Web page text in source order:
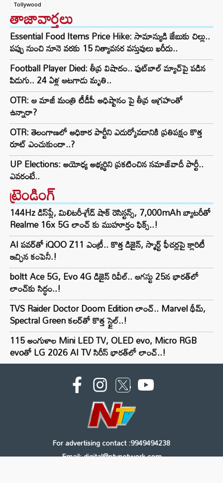
Tollywood
తాజావార్తలు
Essential Food Items Price Hike: సామాన్యుడి జేబుకు చిల్లు..
పప్పు నుంచి నూనె వరకు 15 నిత్యావసర వస్తువులు ఖరీదు..
Football Player Died: తీవ్ర విషాదం.. ఫుట్‌బాల్ మ్యాచ్‌పై పడిన
పిడుగు.. 24 ఏళ్ల ఆటగాడు మృతి..
OTR: ఆ మాజీ మంత్రి టీడీపీ అధిష్టానం పై తీవ్ర ఆగ్రహంతో
ఉన్నారా?
OTR: తెలంగాణలో అధికార పార్టీని ఎదుర్కోవడానికి ప్రతిపక్షం కొత్త
రూట్‌ ఎంచుకుందా..?
UP Elections: అయోధ్య అభ్యర్థిని ప్రకటించిన సమాజ్‌వాదీ పార్టీ..
ఎవరంటే..
ట్రెండింగ్‌
144Hz డిస్‌ప్లే, మిలిటరీ-గ్రేడ్ షాక్ రెసిస్టన్స్, 7,000mAh బ్యాటరీతో
Realme 16x 5G లాంచ్ కు ముహూర్తం ఫిక్స్..!
AI పవర్‌తో iQOO Z11 ఎంట్రీ.. కొత్త డిజైన్, స్మార్ట్ ఫీచర్లపై క్లారిటీ
ఇచ్చిన కంపెనీ.!
boltt Ace 5G, Evo 4G డిజైన్ రివీల్.. ఆగస్టు 25న భారత్‌లో
లాంచ్‌కు సిద్ధం..!
TVS Raider Doctor Doom Edition లాంచ్.. Marvel థీమ్,
Spectral Green కలర్‌తో కొత్త స్టైల్..!
115 అంగుళాల Mini LED TV, OLED evo, Micro RGB
evoతో LG 2026 AI TV సిరీస్ భారత్‌లో లాంచ్..!
For advertising contact :9949494238
Email: digital@ntvnetwork.com